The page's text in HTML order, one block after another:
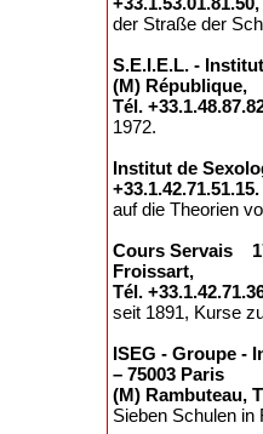
der Straße der
S.E.I.E.L. -
(M) République,
Tél.
1972.
Institut de
+33.1.42.71.51.15.
auf die Theorien
Cours Servais
Froissart,
Tél.
seit 1891, Kurse
ISEG - Groupe -
– 75003 Paris
(M) Rambuteau,
Sieben Schulen